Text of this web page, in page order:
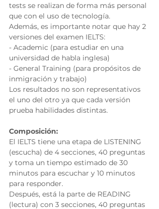
tests se realizan de forma más personal
que con el uso de tecnología.
Además, es importante notar que hay 2
versiones del examen IELTS:
- Academic (para estudiar en una
universidad de habla inglesa)
- General Training (para propósitos de
inmigración y trabajo)
Los resultados no son representativos
el uno del otro ya que cada versión
prueba habilidades distintas.
Composición:
El IELTS tiene una etapa de LISTENING
(escucha) de 4 secciones, 40 preguntas
y toma un tiempo estimado de 30
minutos para escuchar y 10 minutos
para responder.
Después, está la parte de READING
(lectura) con 3 secciones, 40 preguntas